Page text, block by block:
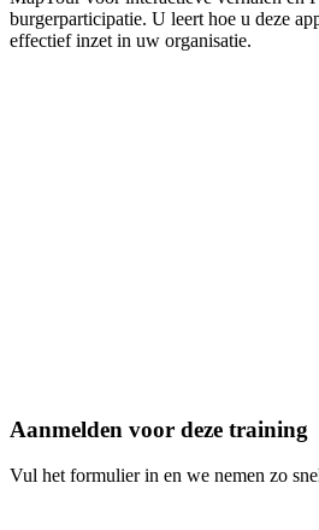
burgerparticipatie. U leert hoe u deze
effectief inzet in uw organisatie.
Aanmelden voor deze training
Vul het formulier in en we nemen zo